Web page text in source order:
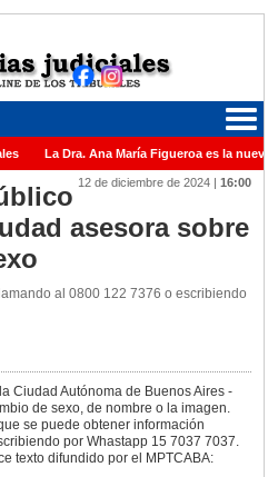
La Dra. Ana María Figueroa es la nueva
Raul Zaffaroni en reconocimiento por su
Suprema de Justicia de la Nación
12 de diciembre de 2024 | 16:00
asesora sobre
al 0800 122 7376 o escribiendo
Ciudad Autónoma de Buenos Aires -
de sexo, de nombre o la imagen.
se puede obtener información
por Whastapp 15 7037 7037.
texto difundido por el MPTCABA: